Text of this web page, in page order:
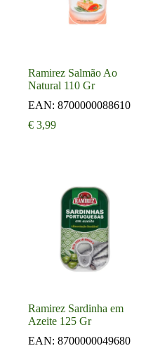
Ramirez Salmão Ao
Natural 110 Gr
EAN: 8700000088610
€ 3,99
Ramirez Sardinha em
Azeite 125 Gr
EAN: 8700000049680